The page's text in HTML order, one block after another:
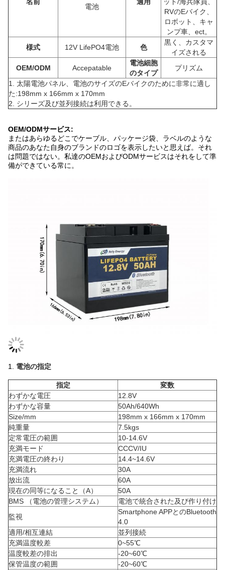
電池
RVのEバイク、
ロボット、キャ
ンプ車、ect。
様式
12V LifePO4電池 色
黒く、カスタマ
イズされる
OEM/ODM
Accepatable
電池細胞
のタイプ
プリズム
1. 太陽電池パネル、 電池のサイズのEバイクのために非常に適し
た:198mm x 166mm x 170mm
2. シリーズ及び並列接続は利用できる。
OEM/ODMサービス:
またはあらゆるどこでケーブル、パッケージ袋、ラベルのような
商品のあなた自身のブランドのロゴを表示したいと思えば。それ
は問題ではない。私達のOEMおよびODMサービスはそれをして準
備ができている常に。
1. 電池の指定
指定
変数
わずかな電圧
12.8V
わずかな容量
50Ah/640Wh
Size/mm
198mm x 166mm x 170mm
純重量
7.5kgs
定常電圧の範囲
10-14.6V
充満モード
CCCV/IU
充満電圧の終わり
14.4~14.6V
充満流れ
30A
放出流
60A
現在の同等になること（A）
50A
BMS （電池の管理システム）
電池で統合された及び作り付け
監視
Smartphone APPとのBluetooth
4.0
適用/相互連結
並列接続
充満温度較差
0~55℃
温度較差の排出
-20~60℃
保管温度の範囲
-20~60℃